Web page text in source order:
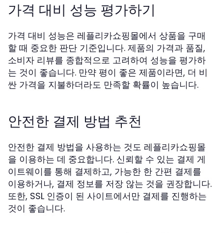
가격 대비 성능 평가하기
가격 대비 성능은 레플리카쇼핑몰에서 상품을 구매
할 때 중요한 판단 기준입니다. 제품의 가격과 품질,
소비자 리뷰를 종합적으로 고려하여 성능을 평가하
는 것이 좋습니다. 만약 평이 좋은 제품이라면, 더 비
싼 가격을 지불하더라도 만족할 확률이 높습니다.
안전한 결제 방법 추천
안전한 결제 방법을 사용하는 것도 레플리카쇼핑몰
을 이용하는 데 중요합니다. 신뢰할 수 있는 결제 게
이트웨이를 통해 결제하고, 가능한 한 간편 결제를
이용하거나, 결제 정보를 저장 않는 것을 권장합니다.
또한, SSL 인증이 된 사이트에서만 결제를 진행하는
것이 좋습니다.